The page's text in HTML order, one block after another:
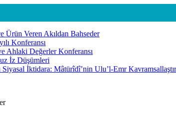
Ürün Veren Akıldan Bahseder
Konferansı
Ahlaki Değerler Konferansı
İz Düşümleri
İktidara: Mâtürîdî’nin Ulu’l-Emr